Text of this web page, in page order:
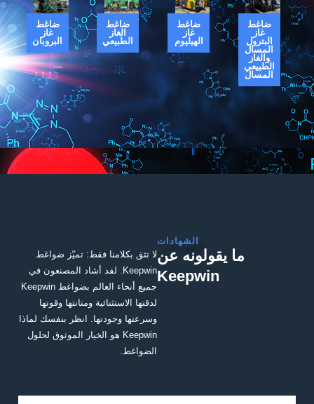
ضاغط
غاز
البترول
المسال
والغاز
الطبيعي
المسال
ضاغط
غاز
الهيليوم
ضاغط
الغاز
الطبيعي
ضاغط
غاز
البروبان
الشهادات
ما يقولونه عن
Keepwin
لا تثق بكلامنا فقط: تميّز ضواغط
Keepwin. لقد أشاد المصنعون في
جميع أنحاء العالم بضواغط Keepwin
لدقتها الاستثنائية ومتانتها وقوتها
وسرعتها وجودتها. انظر بنفسك لماذا
Keepwin هو الخيار الموثوق لحلول
الضواغط.